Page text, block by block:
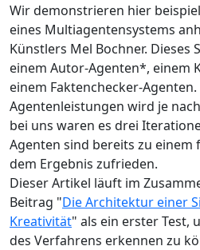
Wir demonstrieren hier
eines Multiagentensystems
Künstlers Mel Bochner. Dieses
einem Autor-Agenten*, einem
einem Faktenchecker-
Agentenleistungen wird je
bei uns waren es drei
Agenten sind bereits zu
dem Ergebnis zufrieden.
Dieser Artikel läuft im
Beitrag "Die Architektur einer
Kreativität" als ein erster Test,
des Verfahrens erkennen zu